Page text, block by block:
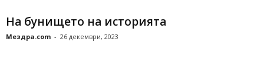
На бунището на историята
Мездра.com - 26 декември, 2023